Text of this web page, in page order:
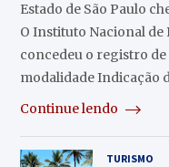
Estado de São Paulo
O Instituto Nacional
concedeu o registro
modalidade Indicação
Continue lendo
TURISMO